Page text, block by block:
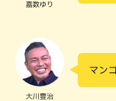
嘉数ゆり
大川豊治
マン